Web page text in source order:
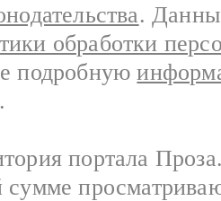
.
обработки
подробную
портала